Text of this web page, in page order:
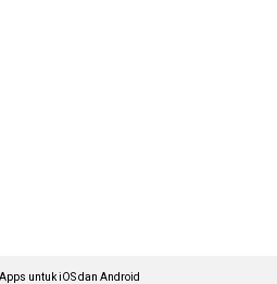
untuk iOS dan Android